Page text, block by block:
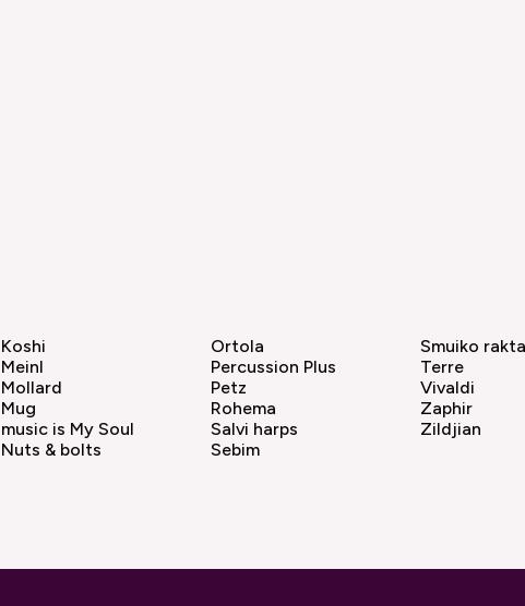
Koshi
Meinl
Mollard
Mug
music is My Soul
Nuts & bolts
Ortola
Percussion Plus
Petz
Rohema
Salvi harps
Sebim
Smuiko
Terre
Vivaldi
Zaphir
Zildjian